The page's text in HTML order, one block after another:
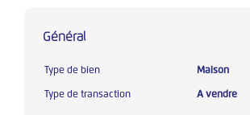
Général
Type de bien Maison
Type de transaction A vendre